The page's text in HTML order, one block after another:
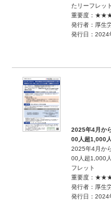
たリーフレット
重要度：
発行者：厚生
発行日：2024
2025年4月か
00人超1,000
2025年4月か
00人超1,000
フレット
重要度：
発行者：厚生
発行日：2024